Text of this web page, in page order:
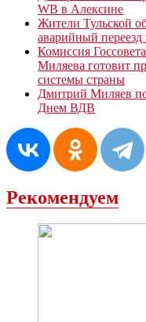
WB в Алексине
Жители Тульской
аварийный
Комиссия
Миляева готовит
системы страны
Дмитрий Миляев
Днем ВДВ
Рекомендуем